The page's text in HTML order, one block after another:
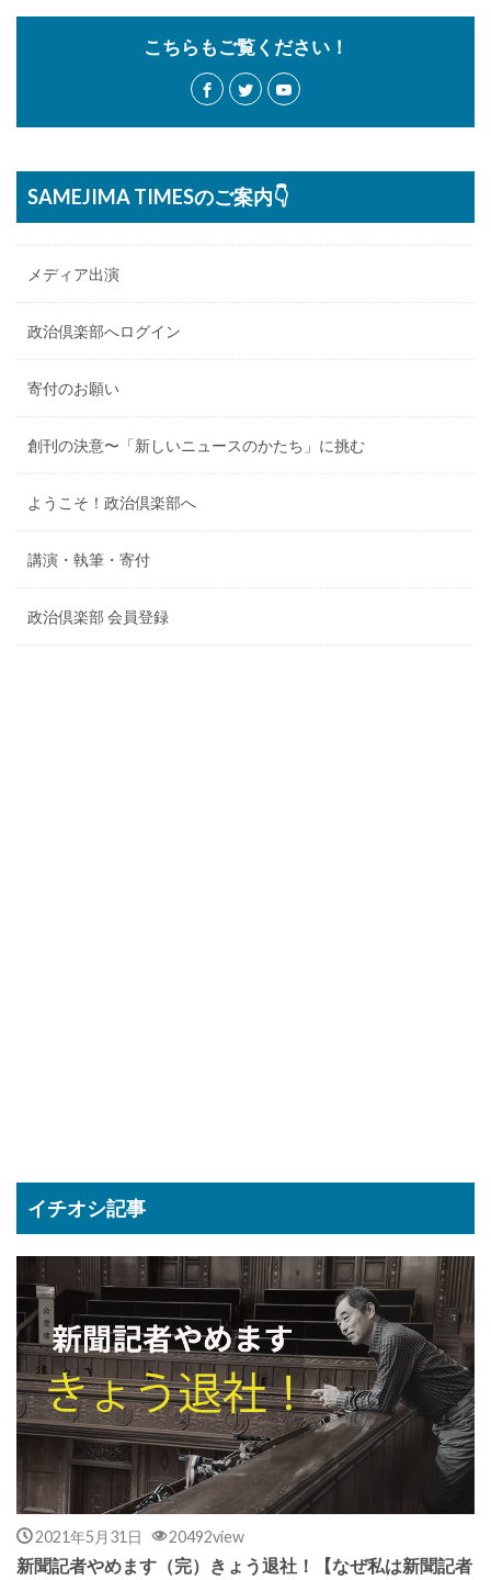
こちらもご覧ください！
SAMEJIMA TIMESのご案内👇
メディア出演
政治倶楽部へログイン
寄付のお願い
創刊の決意〜「新しいニュースのかたち」に挑む
ようこそ！政治倶楽部へ
講演・執筆・寄付
政治倶楽部 会員登録
イチオシ記事
2021年5月31日 20492view
新聞記者やめます（完）きょう退社！【なぜ私は新聞記者